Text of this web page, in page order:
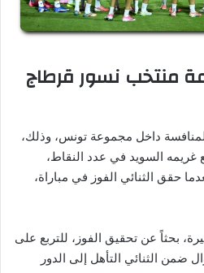
منتخب نسور قرطاج
المنافسة داخل مجموعة تونس، وذلك،
غريمه السويد في عدد النقاط،
حقق الثنائي الفوز في مباراة،
بحثاً عن تحقيق الفوز، للتربع على
ضمن الثنائي التأهل إلى الدور